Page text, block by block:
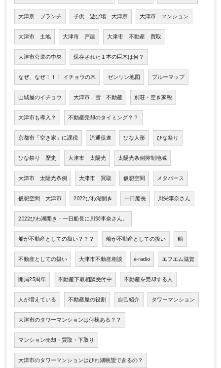
大津京 ブランチ 子供 遊び場 大津京 大津市 マンション
大津市 土地 大津市 戸建 大津市 不動産 買取
大津市公道の中央 保存された１本の巨木は何？
なぜ、なぜ！！！ イチョウの木 ゼンリン地図 ブルーマップ
山城屋のイチョウ 大津市 雪 不動産 別荘・空き家税
大津市も導入？ 不動産売却のタイミング？？
京都市「空き家」に課税 流通促進 ひな人形 ひな祭り
ひな祭り 歴史 大津市 太陽光 太陽光条例抑制地域
大津市 太陽光条例 大津市 買取 仮想空間 メタバース
仮想空間 大津市 2022びわ湖開き 一日船長 川栄李奈さん
2022びわ湖開き・一日船長に川栄李奈さん。
船が不動産としての扱い？？？ 船が不動産としての扱い 船
不動産としての扱い 大津市不動産相談 e-radio エフエム滋賀
開局25周年 不動産下取相談受付中 不動産を売却する人
人が増えている 不動産屋の役割 自己紹介 タワーマンション
大津市のタワーマンションは何棟ある？？
マンション売却・買取・下取り
大津市のタワーマンションはびわ湖眺望できるの？